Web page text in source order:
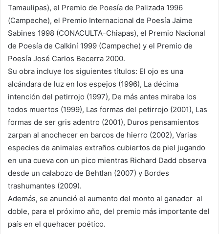
Tamaulipas), el Premio de Poesía de Palizada 1996
(Campeche), el Premio Internacional de Poesía Jaime
Sabines 1998 (CONACULTA-Chiapas), el Premio Nacional
de Poesía de Calkiní 1999 (Campeche) y el Premio de
Poesía José Carlos Becerra 2000.
Su obra incluye los siguientes títulos: El ojo es una
alcándara de luz en los espejos (1996), La décima
intención del petirrojo (1997), De más antes miraba los
todos muertos (1999), Las formas del petirrojo (2001), Las
formas de ser gris adentro (2001), Duros pensamientos
zarpan al anochecer en barcos de hierro (2002), Varias
especies de animales extraños cubiertos de piel jugando
en una cueva con un pico mientras Richard Dadd observa
desde un calabozo de Behtlan (2007) y Bordes
trashumantes (2009).
Además, se anunció el aumento del monto al ganador al
doble, para el próximo año, del premio más importante del
país en el quehacer poético.